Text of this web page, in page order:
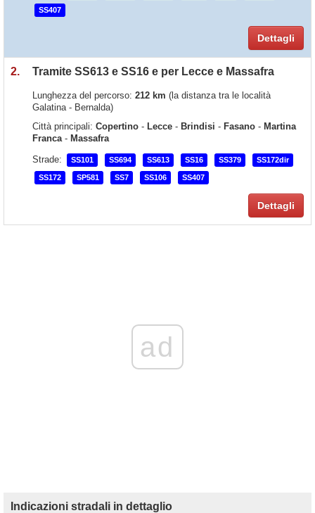
SS407
Dettagli
2. Tramite SS613 e SS16 e per Lecce e Massafra
Lunghezza del percorso: 212 km (la distanza tra le località
Galatina - Bernalda)
Città principali: Copertino - Lecce - Brindisi - Fasano - Martina
Franca- Massafra
Strade:
SS101 SS694 SS613 SS16 SS379 SS172dir
SS172 SP581 SS7 SS106 SS407
Dettagli
ad
Indicazioni stradali in dettaglio